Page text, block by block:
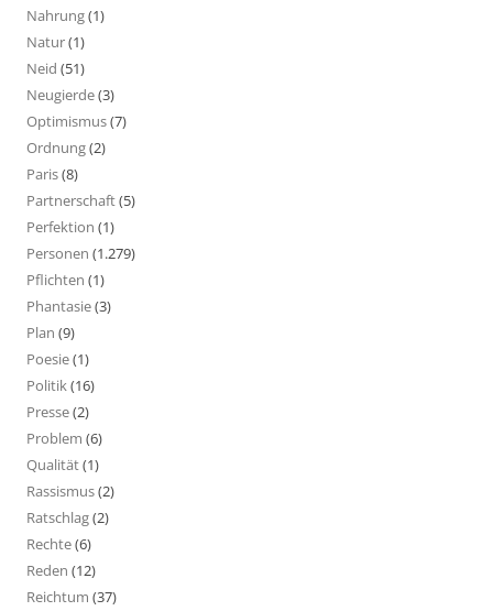
Nahrung(1)
Natur(1)
Neid (51)
Neugierde(3)
Optimismus(7)
Ordnung(2)
Paris(8)
Partnerschaft(5)
Perfektion (1)
Personen (1.279)
Pflichten (1)
Phantasie(3)
Plan (9)
Poesie(1)
Politik(16)
Presse(2)
Problem (6)
Qualität(1)
Rassismus(2)
Ratschlag(2)
Rechte(6)
Reden (12)
Reichtum (37)